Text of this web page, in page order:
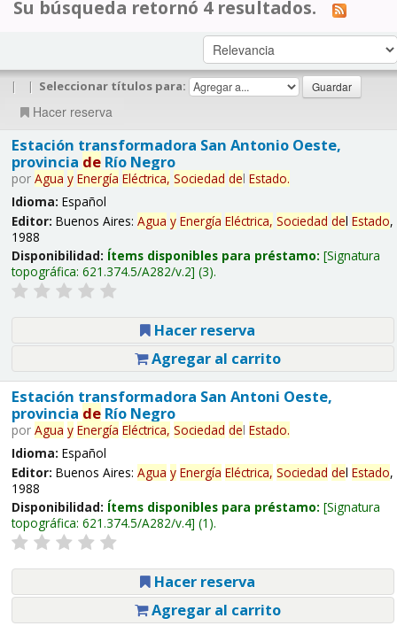
Su búsqueda retornó 4 resultados.
| | Seleccionar títulos para:
Hacer reserva
Estación transformadora San Antonio Oeste,
provincia deRío Negro
por Agua y Energía Eléctrica, Sociedad del Estado.
Idioma: Español
Editor: Buenos Aires: Agua y Energía Eléctrica, Sociedad del Estado,
1988
Disponibilidad: Ítems disponibles para préstamo: Signatura
topográfica: 621.374.5/A282/v.2 (3).
Hacer reserva
Agregar al carrito
Estación transformadora San Antoni Oeste,
provincia deRío Negro
por Agua y Energía Eléctrica, Sociedad del Estado.
Idioma: Español
Editor: Buenos Aires: Agua y Energía Eléctrica, Sociedad del Estado,
1988
Disponibilidad: Ítems disponibles para préstamo: Signatura
topográfica: 621.374.5/A282/v.4 (1).
Hacer reserva
Agregar al carrito